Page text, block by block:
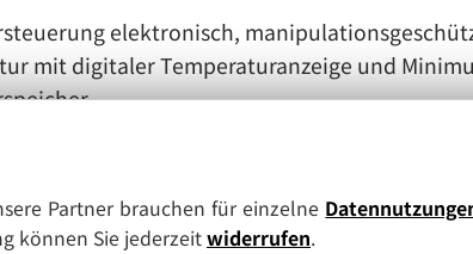
elektronisch,
mit digitaler Temperaturanzeige und
mit optischem und akustischem
und Fehlfunktionen
Partner brauchen für einzelne
können Sie jederzeitwiderrufen.